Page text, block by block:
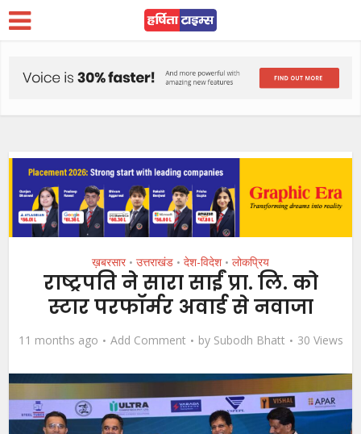
ख़बरसार • उत्तराखंड • देश-विदेश • लोकप्रिय
राष्ट्रपति ने सारा साईं प्रा. लि. को
स्टार परफॉर्मर अवार्ड से नवाजा
11 months ago Add Comment by Subodh Bhatt 30 Views